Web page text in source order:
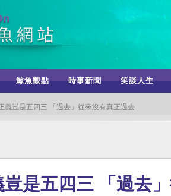
鯨魚觀點 時事新聞 笑談人生
義豈是五四三 「過去」從來沒有真正過去
是五四三 「過去